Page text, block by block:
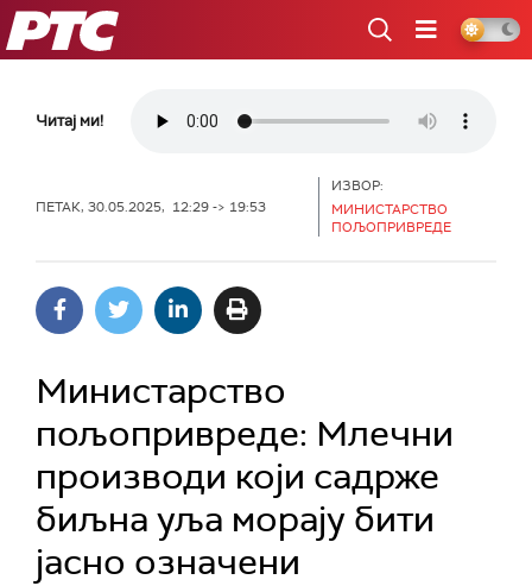
РТС
Читај ми!
ПЕТАК, 30.05.2025, 12:29 -> 19:53
ИЗВОР:
МИНИСТАРСТВО
ПОЉОПРИВРЕДЕ
Министарство
пољопривреде: Млечни
производи који садрже
биљна уља морају бити
јасно означени